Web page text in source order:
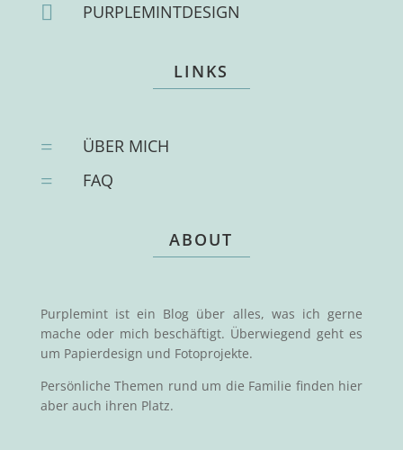
 PURPLEMINTDESIGN
LINKS
= ÜBER MICH
= FAQ
ABOUT
Purplemint ist ein Blog über alles, was ich gerne
mache oder mich beschäftigt. Überwiegend geht es
um Papierdesign und Fotoprojekte.
Persönliche Themen rund um die Familie finden hier
aber auch ihren Platz.